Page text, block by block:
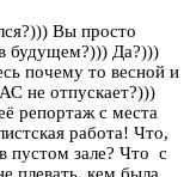
Вы просто
будущем?))) Да?)))
почему то весной и
не отпускает?)))
репортаж с места
работа! Что,
пустом зале? Что с